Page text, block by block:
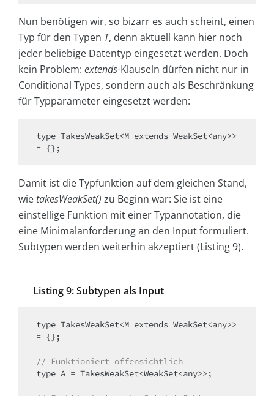
Nun benötigen wir, so bizarr es auch scheint, einen
Typ für den Typen T, denn aktuell kann hier noch
jeder beliebige Datentyp eingesetzt werden. Doch
kein Problem: extends-Klauseln dürfen nicht nur in
Conditional Types, sondern auch als Beschränkung
für Typparameter eingesetzt werden:
type TakesWeakSet<M extends WeakSet<any>>
Damit ist die Typfunktion auf dem gleichen Stand,
wietakesWeakSet() zu Beginn war: Sie ist eine
einstellige Funktion mit einer Typannotation, die
eine Minimalanforderung an den Input formuliert.
Subtypen werden weiterhin akzeptiert (Listing 9).
Listing 9: Subtypen als Input
type TakesWeakSet<M extends WeakSet<any>>
= {};
// Funktioniert offensichtlich
type A = TakesWeakSet<WeakSet<any>>;